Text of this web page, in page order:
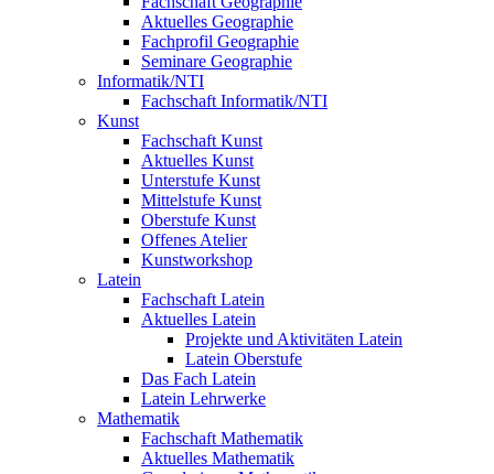
Aktuelles Geographie
Fachprofil Geographie
Seminare Geographie
Informatik/NTI
Fachschaft Informatik/NTI
Kunst
Fachschaft Kunst
Aktuelles Kunst
Unterstufe Kunst
Mittelstufe Kunst
Oberstufe Kunst
Offenes Atelier
Kunstworkshop
Latein
Fachschaft Latein
Aktuelles Latein
Projekte und Aktivitäten Latein
Latein Oberstufe
Das Fach Latein
Latein Lehrwerke
Mathematik
Fachschaft Mathematik
Aktuelles Mathematik